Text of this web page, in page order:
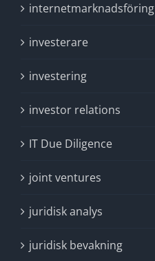
internetmarknadsföring
investerare
investering
investor relations
IT Due Diligence
joint ventures
juridisk analys
juridisk bevakning